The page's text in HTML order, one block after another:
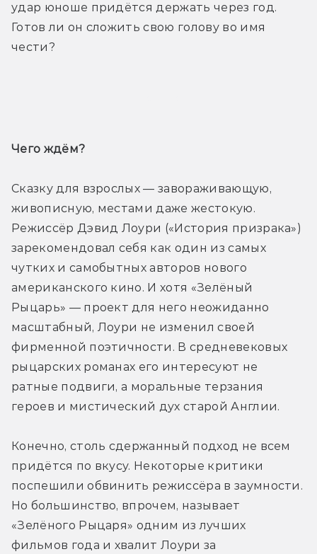
удар юноше придётся держать через год.
Готов ли он сложить свою голову во имя
чести?
Чего ждём?
Сказку для взрослых — завораживающую,
живописную, местами даже жестокую.
Режиссёр Дэвид Лоури («История призрака»)
зарекомендовал себя как один из самых
чутких и самобытных авторов нового
американского кино. И хотя «Зелёный
Рыцарь» — проект для него неожиданно
масштабный, Лоури не изменил своей
фирменной поэтичности. В средневековых
рыцарских романах его интересуют не
ратные подвиги, а моральные терзания
героев и мистический дух старой Англии.
Конечно, столь сдержанный подход не всем
придётся по вкусу. Некоторые критики
поспешили обвинить режиссёра в заумности.
Но большинство, впрочем, называет
«Зелёного Рыцаря» одним из лучших
фильмов года и хвалит Лоури за